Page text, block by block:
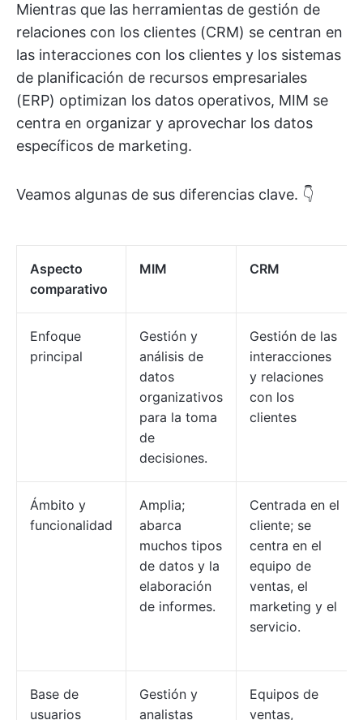
Mientras que las herramientas de gestión de
relaciones con los clientes (CRM) se centran en
las interacciones con los clientes y los sistemas
de planificación de recursos empresariales
(ERP) optimizan los datos operativos, MIM se
centra en organizar y aprovechar los datos
específicos de marketing.
Veamos algunas de sus diferencias clave. 👇
Aspecto
comparativo
MIM CRM
Enfoque
principal
Gestión y
análisis de
datos
organizativos
para la toma
de
decisiones.
Gestión de las
interacciones
y relaciones
con los
clientes
Ámbito y
funcionalidad
Amplia;
abarca
muchos tipos
de datos y la
elaboración
de informes.
Centrada en el
cliente; se
centra en el
equipo de
ventas, el
marketing y el
servicio.
Base de
usuarios
Gestión y
analistas
Equipos de
ventas,